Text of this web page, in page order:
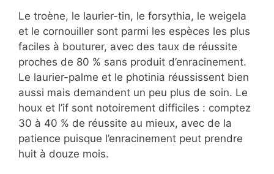
Le troène, le laurier-tin, le forsythia, le weigela
et le cornouiller sont parmi les espèces les plus
faciles à bouturer, avec des taux de réussite
proches de 80 % sans produit d’enracinement.
Le laurier-palme et le photinia réussissent bien
aussi mais demandent un peu plus de soin. Le
houx et l’if sont notoirement difficiles : comptez
30 à 40 % de réussite au mieux, avec de la
patience puisque l’enracinement peut prendre
huit à douze mois.